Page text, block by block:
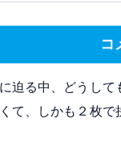
コ
迫る中、どうし
て、しかも２枚